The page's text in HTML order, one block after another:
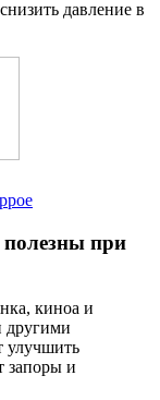
давление в
при
киноа и
другими
улучшить
запоры и